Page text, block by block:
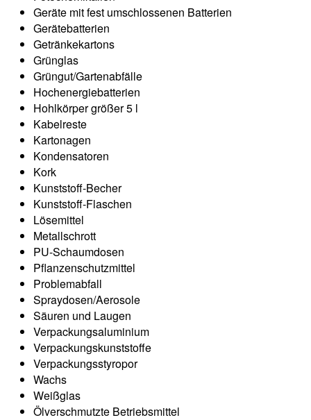
Geräte mit fest umschlossenen Batterien
Gerätebatterien
Getränkekartons
Grünglas
Grüngut/Gartenabfälle
Hochenergiebatterien
Hohlkörper größer 5 l
Kabelreste
Kartonagen
Kondensatoren
Kork
Kunststoff-Becher
Kunststoff-Flaschen
Lösemittel
Metallschrott
PU-Schaumdosen
Pflanzenschutzmittel
Problemabfall
Spraydosen/Aerosole
Säuren und Laugen
Verpackungsaluminium
Verpackungskunststoffe
Verpackungsstyropor
Wachs
Weißglas
Ölverschmutzte Betriebsmittel